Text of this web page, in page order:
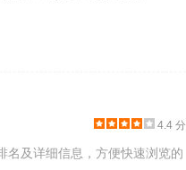
4.4 分
名及详细信息，方便快速浏览的